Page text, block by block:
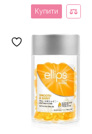
Купити